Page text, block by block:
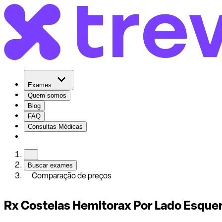
Exames
Quem somos
Blog
FAQ
Consultas Médicas
Buscar exames
Comparação de preços
Rx Costelas Hemitorax Por Lado